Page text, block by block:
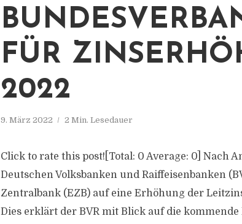
FÜR
2022
9. März 2022 2 Min. Lesedauer
Click to rate this post![Total: 0 Average: 0] Nach
Deutschen Volksbanken und Raiffeisenbanken
Zentralbank (EZB) auf eine Erhöhung der
Dies erklärt der BVR mit Blick auf die kommende